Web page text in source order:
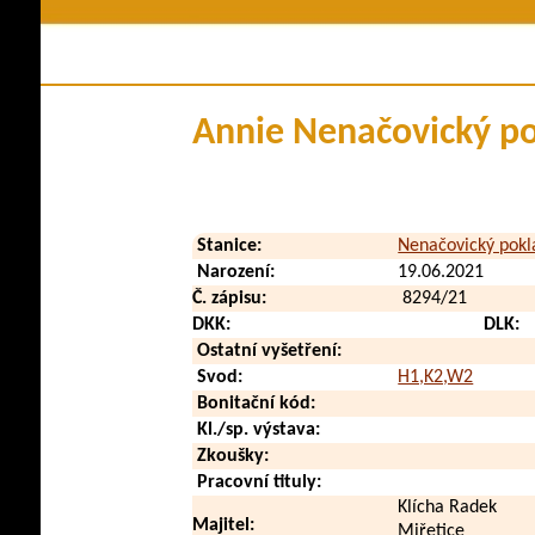
Kontakty
Klubové zpravodajeZdraví
Annie Nenačovický
Stanice:
Nenačovický
Narození:
19.06.2021
Č. zápisu:
8294/21
DKK:
DLK:
Ostatní vyšetření:
Svod:
H1,K2,W2
Bonitační kód:
Kl./sp. výstava:
Zkoušky:
Pracovní tituly:
Majitel:
Klícha Radek
Miřetice